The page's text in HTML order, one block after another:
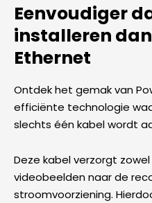
Eenvoudiger
installeren
Ethernet
Ontdek het gemak van
efficiënte technologie
slechts één kabel wordt
Deze kabel verzorgt
videobeelden naar de
stroomvoorziening.